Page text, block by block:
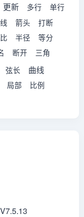
更新 多行
单行
箭头
打断
半径
等分
断开
三角
弦长 曲线
局部 比例